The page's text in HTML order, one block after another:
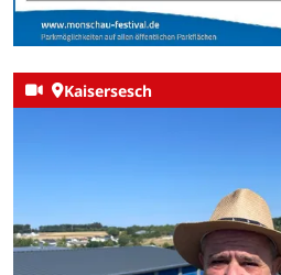
Kaisersesch